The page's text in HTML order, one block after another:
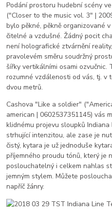
Podání prostoru hudební scény
("Closer to the music vol. 3" |
bylo pěkné, pěkně organizované
čitelné a vzdušné. Žádný pocit
není holografické ztvárnění
pravolevém směru soudržný
šířky vertikálními osami
rozumné vzdálenosti od vás, tj. v
dvou metrů.
Cashova "Like a soldier"
american | 0602537351145) vás
klidnému projevu sloupků
strhující intenzitou, ale zase je
čistý, kytara je už jednoduše
příjemného proudu tónů, který je
poslouchatelný i celkem nahlas
jemným stylem. Můžete
napříč žánry.